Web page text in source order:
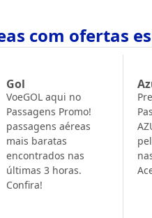
com ofertas
Gol
VoeGOL aqui no
Passagens Promo!
passagens aéreas
mais baratas
encontrados nas
últimas 3 horas.
Confira!